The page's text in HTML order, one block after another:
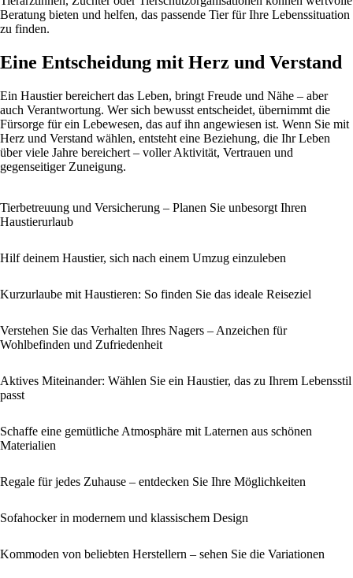
Beratung bieten und helfen, das passende Tier für Ihre Lebenssituation
zu finden.
Eine Entscheidung mit Herz und Verstand
Ein Haustier bereichert das Leben, bringt Freude und Nähe – aber
auch Verantwortung. Wer sich bewusst entscheidet, übernimmt die
Fürsorge für ein Lebewesen, das auf ihn angewiesen ist. Wenn Sie mit
Herz und Verstand wählen, entsteht eine Beziehung, die Ihr Leben
über viele Jahre bereichert – voller Aktivität, Vertrauen und
gegenseitiger Zuneigung.
Tierbetreuung und Versicherung – Planen Sie unbesorgt Ihren
Haustierurlaub
Hilf deinem Haustier, sich nach einem Umzug einzuleben
Kurzurlaube mit Haustieren: So finden Sie das ideale Reiseziel
Verstehen Sie das Verhalten Ihres Nagers – Anzeichen für
Wohlbefinden und Zufriedenheit
Aktives Miteinander: Wählen Sie ein Haustier, das zu Ihrem Lebensstil
passt
Schaffe eine gemütliche Atmosphäre mit Laternen aus schönen
Materialien
Regale für jedes Zuhause – entdecken Sie Ihre Möglichkeiten
Sofahocker in modernem und klassischem Design
Kommoden von beliebten Herstellern – sehen Sie die Variationen